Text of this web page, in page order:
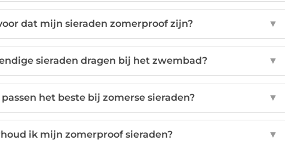
dat mijn sieraden zomerproof zijn? ▼
sieraden dragen bij het zwembad? ▼
het beste bij zomerse sieraden? ▼
ik mijn zomerproof sieraden? ▼